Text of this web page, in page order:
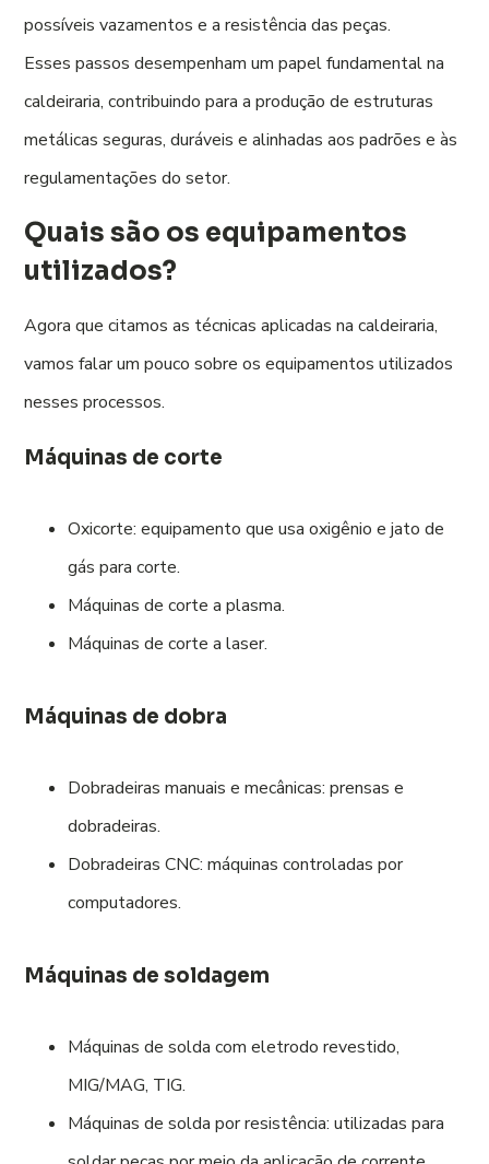
possíveis vazamentos e a resistência das peças.
Esses passos desempenham um papel fundamental na
caldeiraria, contribuindo para a produção de estruturas
metálicas seguras, duráveis e alinhadas aos padrões e às
regulamentações do setor.
Quais são os equipamentos
utilizados?
Agora que citamos as técnicas aplicadas na caldeiraria,
vamos falar um pouco sobre os equipamentos utilizados
nesses processos.
Máquinas de corte
Oxicorte: equipamento que usa oxigênio e jato de
gás para corte.
Máquinas de corte a plasma.
Máquinas de corte a laser.
Máquinas de dobra
Dobradeiras manuais e mecânicas: prensas e
dobradeiras.
Dobradeiras CNC: máquinas controladas por
computadores.
Máquinas de soldagem
Máquinas de solda com eletrodo revestido,
MIG/MAG, TIG.
Máquinas de solda por resistência: utilizadas para